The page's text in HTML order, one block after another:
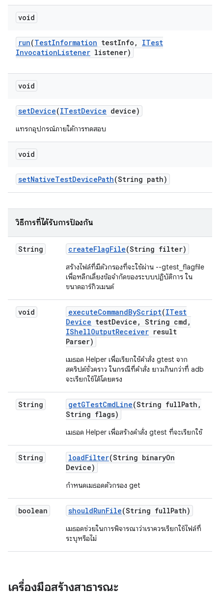
void
run(TestInformation testInfo ,
ITest
InvocationListener listener)
void
setDevice(ITestDevice device)
แทรกอุปกรณ์ภายใต้การทดสอบ
void
setNativeTestDevicePath(String path)
วิธีการที่ได้รับการป้องกัน
String createFlagFile(String filter)
สร้างไฟล์ที่มีตัวกรองที่จะใช้ผ่าน --gtest_flagfile
เพื่อหลีกเลี่ยงข้อจำกัดของระบบปฏิบัติการ ใน
ขนาดอาร์กิวเมนต์
void executeCommandByScript(ITest
Device testDevice , String cmd ,
IShellOutputReceiver result
Parser)
เมธอด Helper เพื่อเรียกใช้คำสั่ง gtest จาก
สคริปต์ชั่วคราว ในกรณีที่คำสั่ง ยาวเกินกว่าที่ adb
จะเรียกใช้ได้โดยตรง
String getGTestCmdLine(String fullPath ,
String flags)
เมธอด Helper เพื่อสร้างคำสั่ง gtest ที่จะเรียกใช้
String loadFilter(String binaryOn
Device)
กำหนดเมธอดตัวกรอง get
boolean shouldRunFile(String fullPath)
เมธอดช่วยในการพิจารณาว่าเราควรเรียกใช้ไฟล์ที่
ระบุหรือไม่
เครื่องมือสร้างสาธารณะ